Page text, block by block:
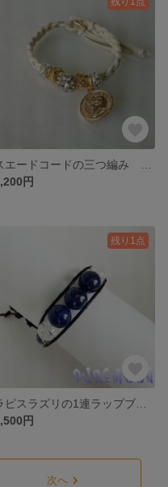
円
残り1点
円
次へ